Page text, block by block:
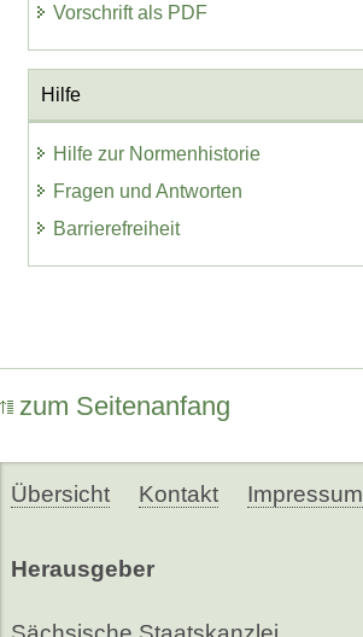
Vorschrift als PDF
Hilfe
Hilfe zur Normenhistorie
Fragen und Antworten
Barrierefreiheit
zum Seitenanfang
Übersicht Kontakt Impressum
Herausgeber